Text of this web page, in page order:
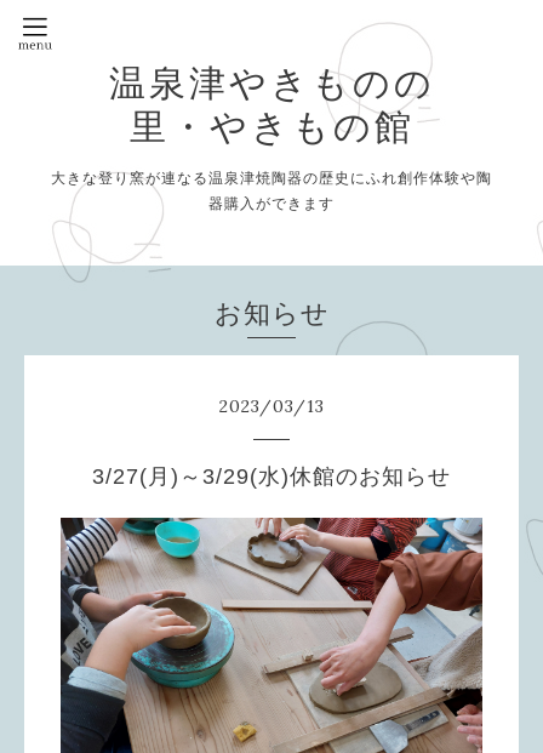
温泉津やきものの
里・やきもの館
大きな登り窯が連なる温泉津焼陶器の歴史にふれ創作体験や陶
器購入ができます
お知らせ
2023/03/13
3/27(月)～3/29(水)休館のお知らせ